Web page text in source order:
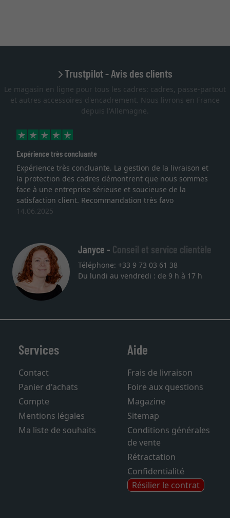
Trustpilot - Avis des clients
Le magasin en ligne pour tous les cadres: cadres, passe-partout
et autres accessoires d'encadrement. Nous livrons en France
depuis l'Allemagne.
La gestion de la livraison et
cadres démontrent que nous sommes
sérieuse et soucieuse de la
Recommandation très favo
Je recherchais
lithographie, je
qualité sont au
service et
Janyce - Conseil et service clientèle
Téléphone: +33 9 73 03 61 38
Services
Contact
Panier d'achats
Compte
Mentions légales
Aide
Frais de livraison
Foire aux questions
Magazine
Sitemap
Conditions générales
de vente
Rétractation
Confidentialité
Résilier le contrat